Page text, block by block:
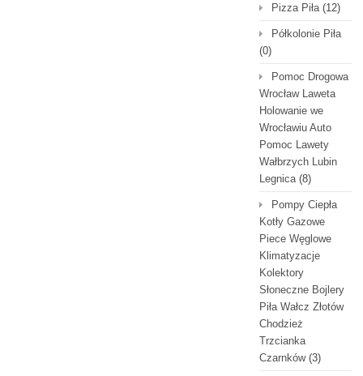
Pizza Piła(12)
Półkolonie Piła
(0)
Pomoc Drogowa
Wrocław Laweta
Holowanie we
Wrocławiu Auto
Pomoc Lawety
Wałbrzych Lubin
Legnica(8)
Pompy Ciepła
Kotły Gazowe
Piece Węglowe
Klimatyzacje
Kolektory
Słoneczne Bojlery
Piła Wałcz Złotów
Chodzież
Trzcianka
Czarnków(3)